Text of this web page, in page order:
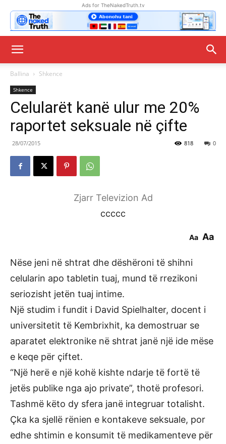
Ads for TheNakedTruth.tv
Ballina Shkence
Shkence
Celularët kanë ulur me 20%
raportet seksuale në çifte
28/07/2015 0
818
Zjarr Televizion Ad
ccccc
Aa Aa
Nëse jeni në shtrat dhe dëshëroni të shihni
celularin apo tabletin tuaj, mund të rrezikoni
seriozisht jetën tuaj intime.
Një studim i fundit i David Spielhalter, docent i
universitetit të Kembrixhit, ka demostruar se
aparatet elektronike në shtrat janë një ide mëse
e keqe për çiftet.
“Një herë e një kohë kishte ndarje të fortë të
jetës publike nga ajo private”, thotë profesori.
Tashmë këto dy sfera janë integruar totalisht.
Çka ka sjellë rënien e kontakeve seksuale, por
edhe shtimin e konsumit të medikamenteve për